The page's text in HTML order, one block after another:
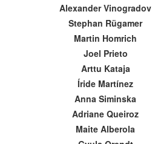
Alexander Vinogradov
Stephan Rügamer
Martin Homrich
Joel Prieto
Arttu Kataja
Íride Martínez
Anna Siminska
Adriane Queiroz
Maite Alberola